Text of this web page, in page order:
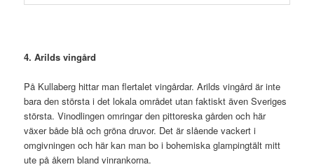
4. Arilds vingård
På Kullaberg hittar man flertalet vingårdar. Arilds vingård är inte
bara den största i det lokala området utan faktiskt även Sveriges
största. Vinodlingen omringar den pittoreska gården och här
växer både blå och gröna druvor. Det är slående vackert i
omgivningen och här kan man bo i bohemiska glampingtält mitt
ute på åkern bland vinrankorna.